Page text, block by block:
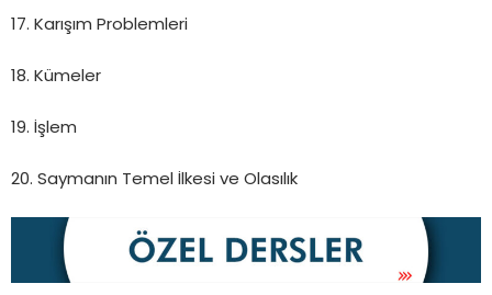
17. Karışım Problemleri
18. Kümeler
19. İşlem
20. Saymanın Temel İlkesi ve Olasılık